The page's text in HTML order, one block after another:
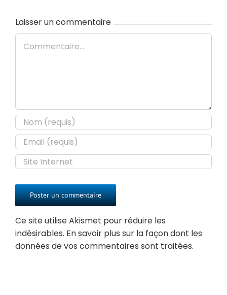
Laisser un commentaire
Commentaire
Ce site utilise Akismet pour réduire les
indésirables. En savoir plus sur la façon dont les
données de vos commentaires sont traitées.